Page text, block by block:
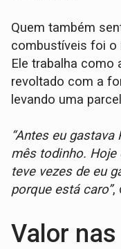
Quem também
combustíveis foi o
Ele trabalha como
revoltado com a
levando uma
“Antes eu
mês todinho. Hoje
teve vezes de eu
porque está caro”,
Valor